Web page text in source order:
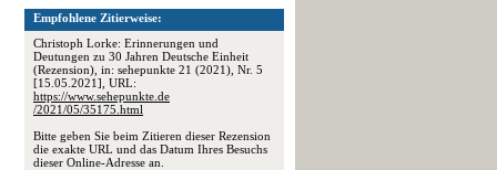
Empfohlene Zitierweise:
Christoph Lorke: Erinnerungen und
Deutungen zu 30 Jahren Deutsche Einheit
(Rezension), in: sehepunkte 21 (2021), Nr. 5
[15.05.2021], URL:
https://www.sehepunkte.de
/2021/05/35175.html
Bitte geben Sie beim Zitieren dieser Rezension
die exakte URL und das Datum Ihres Besuchs
dieser Online-Adresse an.